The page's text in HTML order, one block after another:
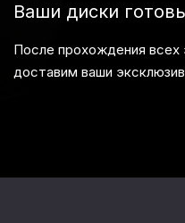
Ваши диски
После прохождения всех
доставим ваши